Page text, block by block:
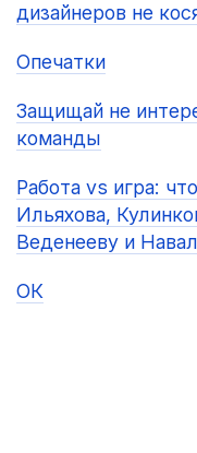
дизайнеров не
Опечатки
Защищай не
команды
Работа vs игра:
Ильяхова,
Веденееву и
ОК